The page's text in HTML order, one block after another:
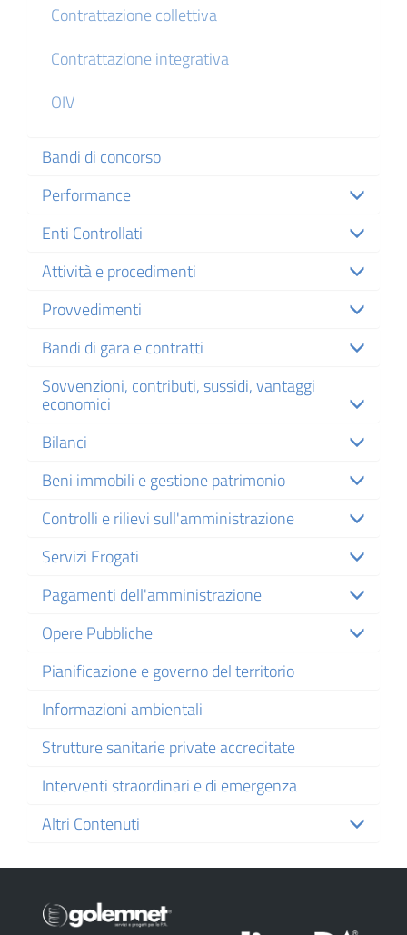
Contrattazione collettiva
Contrattazione integrativa
OIV
Bandi di concorso
Performance
Enti Controllati
Attività e procedimenti
Provvedimenti
Bandi di gara e contratti
Sovvenzioni, contributi, sussidi, vantaggi
economici
Bilanci
Beni immobili e gestione patrimonio
Controlli e rilievi sull'amministrazione
Servizi Erogati
Pagamenti dell'amministrazione
Opere Pubbliche
Pianificazione e governo del territorio
Informazioni ambientali
Strutture sanitarie private accreditate
Interventi straordinari e di emergenza
Altri Contenuti